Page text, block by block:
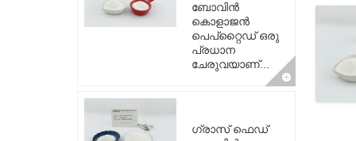
ബോവിൻ
കൊളാജൻ
പെപ്റ്റൈഡ് ഒരു
പ്രധാന
ചേരുവയാണ്...
ഗ്രാസ് ഫെഡ്